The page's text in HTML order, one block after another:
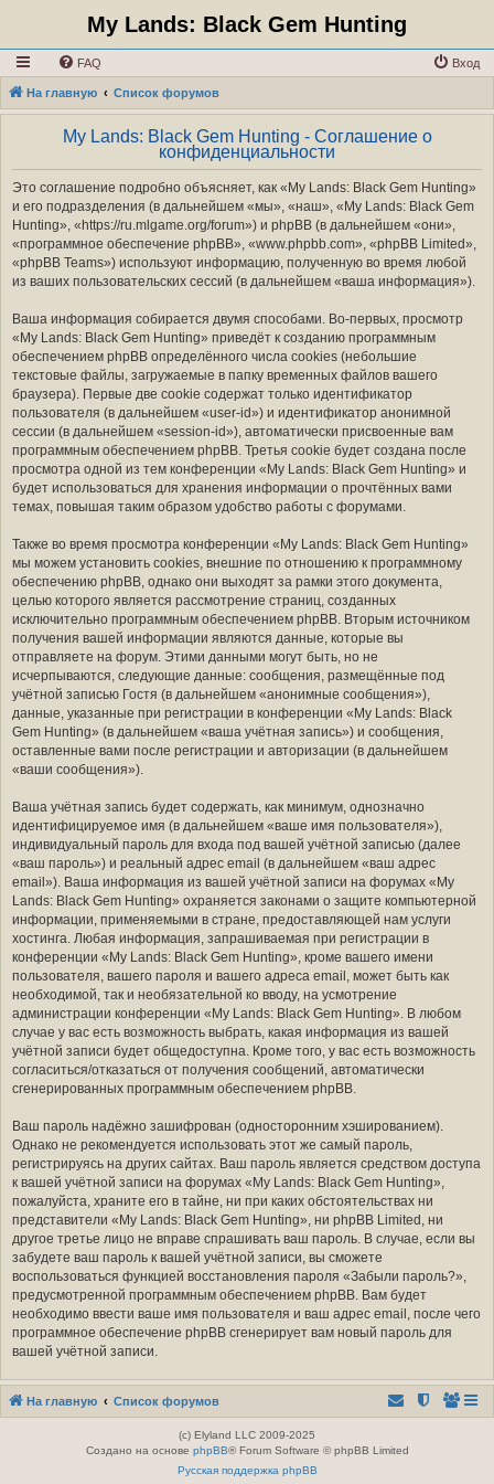
My Lands: Black Gem Hunting
FAQ Вход
На главную Список форумов
My Lands: Black Gem Hunting - Соглашение о
конфиденциальности
Это соглашение подробно объясняет, как «My Lands: Black Gem Hunting»
и его подразделения (в дальнейшем «мы», «наш», «My Lands: Black Gem
Hunting», «https://ru.mlgame.org/forum») и phpBB (в дальнейшем «они»,
«программное обеспечение phpBB», «www.phpbb.com», «phpBB Limited»,
«phpBB Teams») используют информацию, полученную во время любой
из ваших пользовательских сессий (в дальнейшем «ваша информация»).
Ваша информация собирается двумя способами. Во-первых, просмотр
«My Lands: Black Gem Hunting» приведёт к созданию программным
обеспечением phpBB определённого числа cookies (небольшие
текстовые файлы, загружаемые в папку временных файлов вашего
браузера). Первые две cookie содержат только идентификатор
пользователя (в дальнейшем «user-id») и идентификатор анонимной
сессии (в дальнейшем «session-id»), автоматически присвоенные вам
программным обеспечением phpBB. Третья cookie будет создана после
просмотра одной из тем конференции «My Lands: Black Gem Hunting» и
будет использоваться для хранения информации о прочтённых вами
темах, повышая таким образом удобство работы с форумами.
Также во время просмотра конференции «My Lands: Black Gem Hunting»
мы можем установить cookies, внешние по отношению к программному
обеспечению phpBB, однако они выходят за рамки этого документа,
целью которого является рассмотрение страниц, созданных
исключительно программным обеспечением phpBB. Вторым источником
получения вашей информации являются данные, которые вы
отправляете на форум. Этими данными могут быть, но не
исчерпываются, следующие данные: сообщения, размещённые под
учётной записью Гостя (в дальнейшем «анонимные сообщения»),
данные, указанные при регистрации в конференции «My Lands: Black
Gem Hunting» (в дальнейшем «ваша учётная запись») и сообщения,
оставленные вами после регистрации и авторизации (в дальнейшем
«ваши сообщения»).
Ваша учётная запись будет содержать, как минимум, однозначно
идентифицируемое имя (в дальнейшем «ваше имя пользователя»),
индивидуальный пароль для входа под вашей учётной записью (далее
«ваш пароль») и реальный адрес email (в дальнейшем «ваш адрес
email»). Ваша информация из вашей учётной записи на форумах «My
Lands: Black Gem Hunting» охраняется законами о защите компьютерной
информации, применяемыми в стране, предоставляющей нам услуги
хостинга. Любая информация, запрашиваемая при регистрации в
конференции «My Lands: Black Gem Hunting», кроме вашего имени
пользователя, вашего пароля и вашего адреса email, может быть как
необходимой, так и необязательной ко вводу, на усмотрение
администрации конференции «My Lands: Black Gem Hunting». В любом
случае у вас есть возможность выбрать, какая информация из вашей
учётной записи будет общедоступна. Кроме того, у вас есть возможность
согласиться/отказаться от получения сообщений, автоматически
сгенерированных программным обеспечением phpBB.
Ваш пароль надёжно зашифрован (односторонним хэшированием).
Однако не рекомендуется использовать этот же самый пароль,
регистрируясь на других сайтах. Ваш пароль является средством доступа
к вашей учётной записи на форумах «My Lands: Black Gem Hunting»,
пожалуйста, храните его в тайне, ни при каких обстоятельствах ни
представители «My Lands: Black Gem Hunting», ни phpBB Limited, ни
другое третье лицо не вправе спрашивать ваш пароль. В случае, если вы
забудете ваш пароль к вашей учётной записи, вы сможете
воспользоваться функцией восстановления пароля «Забыли пароль?»,
предусмотренной программным обеспечением phpBB. Вам будет
необходимо ввести ваше имя пользователя и ваш адрес email, после чего
программное обеспечение phpBB сгенерирует вам новый пароль для
вашей учётной записи.
На главную Список форумов
(c) Elyland LLC 2009-2025
Создано на основе phpBB® Forum Software © phpBB Limited
Русская поддержка phpBB